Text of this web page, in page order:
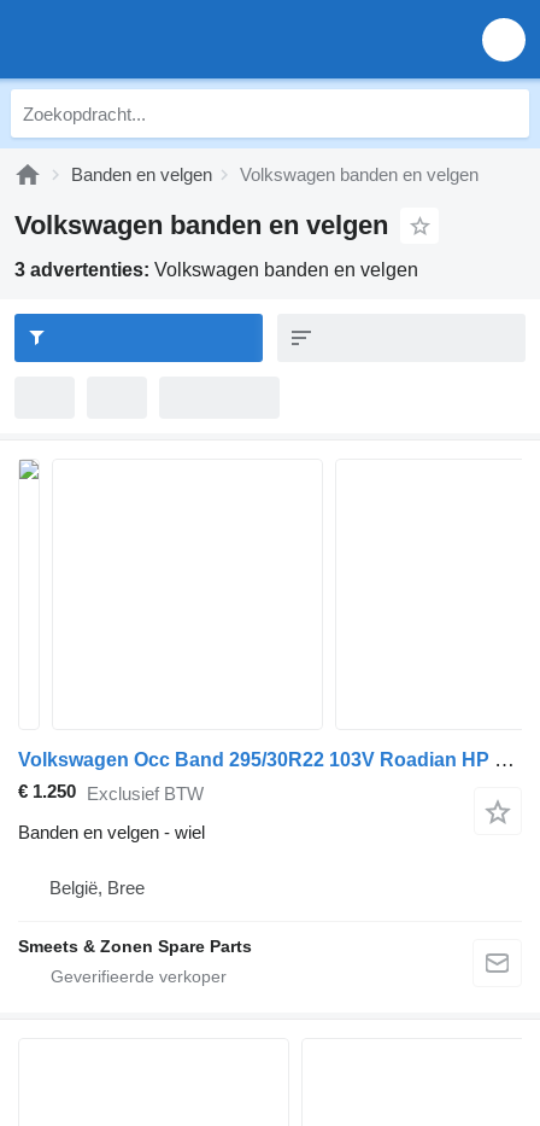
Banden en velgen Volkswagen banden en velgen
Volkswagen banden en velgen
3 advertenties: Volkswagen banden en velgen
Volkswagen Occ Band 295/30R22 103V Roadian HP Nexen set
€ 1.250 Exclusief BTW
Banden en velgen - wiel
België, Bree
Smeets & Zonen Spare Parts